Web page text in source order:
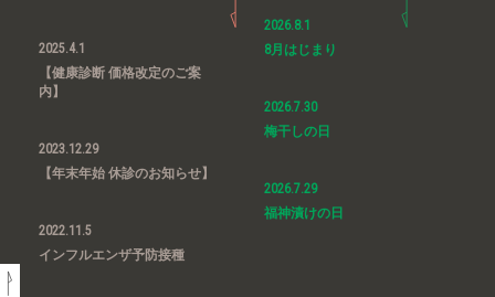
2025.4.1
【健康診断 価格改定のご案
内】
2023.12.29
【年末年始 休診のお知らせ】
2022.11.5
インフルエンザ予防接種
2026.8.1
8月はじまり
2026.7.30
梅干しの日
2026.7.29
福神漬けの日